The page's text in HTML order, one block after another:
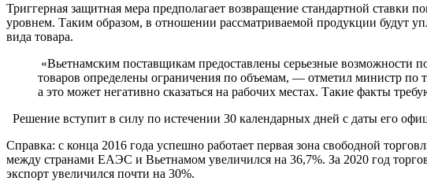
Триггерная защитная мера предполагает возвращение стандартной
уровнем. Таким образом, в отношении рассматриваемой продукции будут
вида товара.
«Вьетнамским поставщикам предоставлены серьезные возможности
товаров определены ограничения по объемам, — отметил министр
а это может негативно сказаться на рабочих местах. Такие факты
Решение вступит в силу по истечении 30 календарных дней с даты его
Справка: с конца 2016 года успешно работает первая зона свободной
между странами ЕАЭС и Вьетнамом увеличился на 36,7%. За 2020 год
экспорт увеличился почти на 30%.